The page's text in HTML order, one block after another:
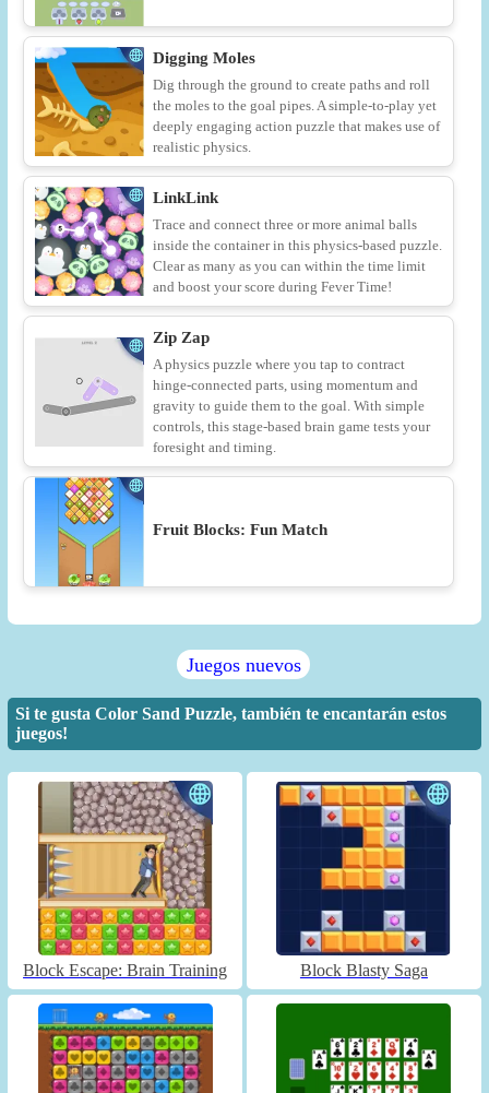
Digging Moles
Dig through the ground to create paths and roll
the moles to the goal pipes. A simple-to-play yet
deeply engaging action puzzle that makes use of
realistic physics.
LinkLink
Trace and connect three or more animal balls
inside the container in this physics-based puzzle.
Clear as many as you can within the time limit
and boost your score during Fever Time!
Zip Zap
A physics puzzle where you tap to contract
hinge-connected parts, using momentum and
gravity to guide them to the goal. With simple
controls, this stage-based brain game tests your
foresight and timing.
Fruit Blocks: Fun Match
Juegos nuevos
Si te gusta Color Sand Puzzle, también te encantarán estos
juegos!
Block Escape: Brain Training Block Blasty Saga